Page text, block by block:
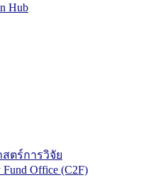
Hub
ตร์การวิจัย
Fund Office (C2F)